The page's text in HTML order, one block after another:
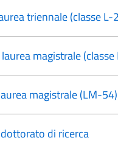
triennale (classe L-
magistrale
magistrale (LM-
di ricerca